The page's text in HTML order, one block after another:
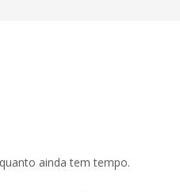
ainda tem tempo.